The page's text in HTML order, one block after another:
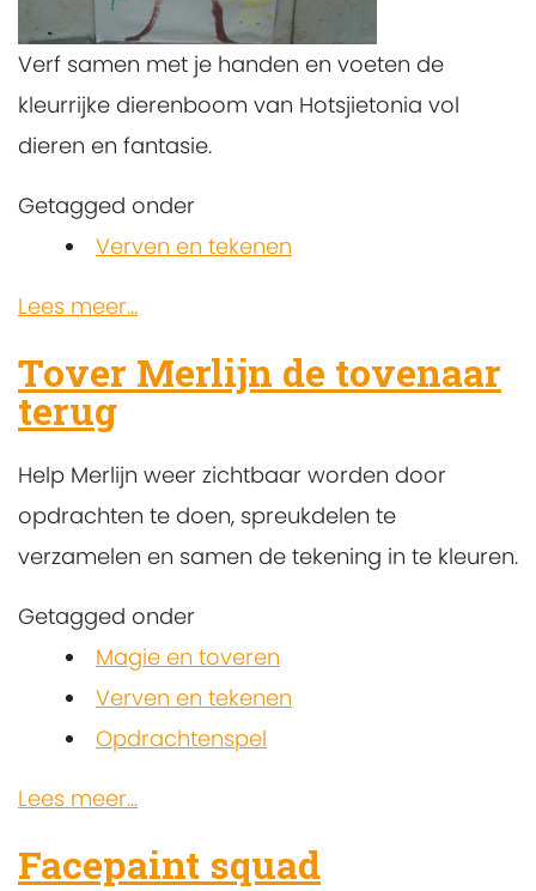
Verf samen met je handen en voeten de
kleurrijke dierenboom van Hotsjietonia vol
dieren en fantasie.
Getagged onder
Verven en tekenen
Lees meer...
Tover Merlijn de tovenaar
terug
Help Merlijn weer zichtbaar worden door
opdrachten te doen, spreukdelen te
verzamelen en samen de tekening in te kleuren.
Getagged onder
Magie en toveren
Verven en tekenen
Opdrachtenspel
Lees meer...
Facepaint squad